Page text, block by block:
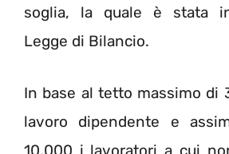
soglia, la quale è stata
Legge di Bilancio.
In base al tetto massimo di
lavoro dipendente e
10.000 i lavoratori a cui